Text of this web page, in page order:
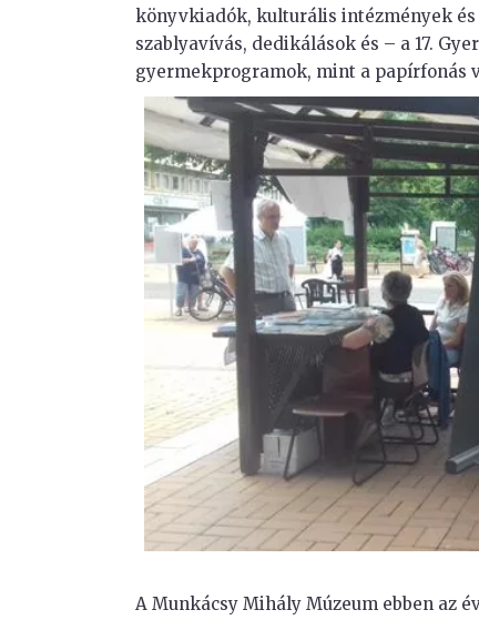
könyvkiadók, kulturális intézmények
szablyavívás, dedikálások és – a 17.
gyermekprogramok, mint a papírfonás
A Munkácsy Mihály Múzeum ebben az